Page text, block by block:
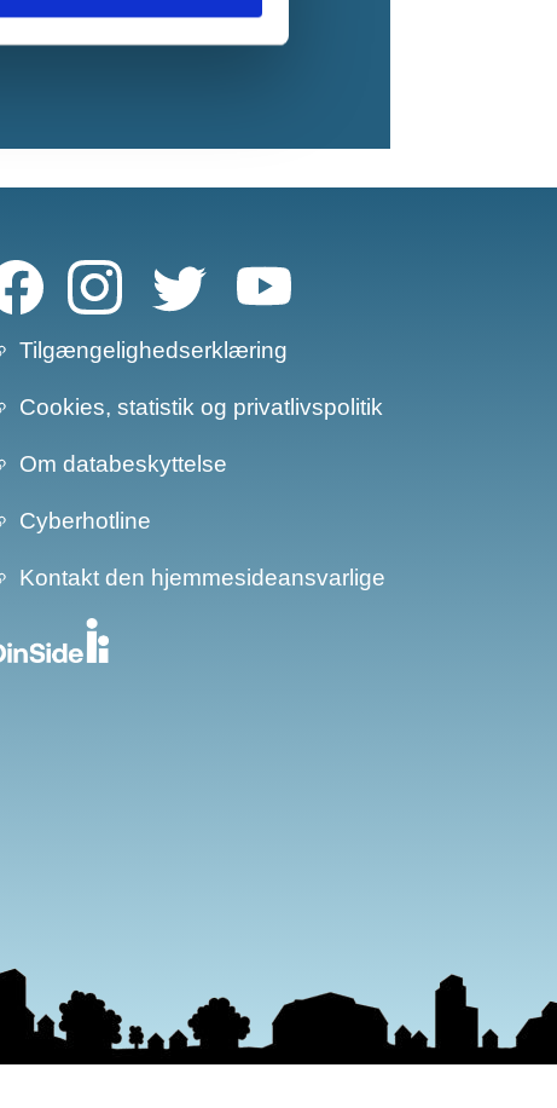
Tilgængelighedserklæring
Cookies, statistik og privatlivspolitik
Om databeskyttelse​​
Cyberhotline
Kontakt den hjemmesideansvarlige